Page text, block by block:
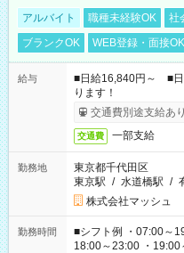
アルバイト 職種未経験OK 社
ブランクOK
WEB登録・面接OK
給与
■日給16,840円～ ■
ります！
交通費別途支給あり
交通費 一部支給
勤務地
東京都千代田区
東京駅 / 水道橋駅 /
株式会社マッシュ
勤務時間
■シフト例 ・07:00～
18:00～23:00 ・